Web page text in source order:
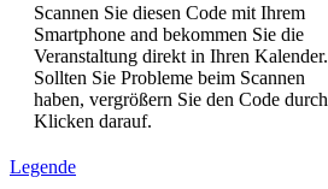
Scannen Sie diesen Code mit Ihrem
Smartphone and bekommen Sie die
Veranstaltung direkt in Ihren Kalender.
Sollten Sie Probleme beim Scannen
haben, vergrößern Sie den Code durch
Klicken darauf.
Legende